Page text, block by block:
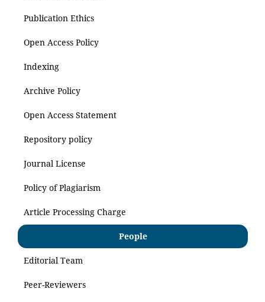
Publication Ethics
Open Access Policy
Indexing
Archive Policy
Open Access Statement
Repository policy
Journal License
Policy of Plagiarism
Article Processing Charge
People
Editorial Team
Peer-Reviewers